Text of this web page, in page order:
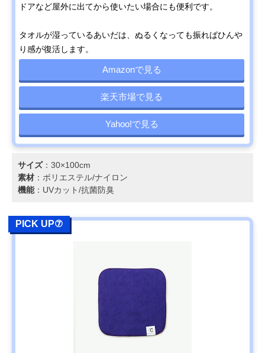
ドアなど屋外に出てから使いたい場合にも便利です。
タオルが湿っているあいだは、ぬるくなっても振ればひんや
り感が復活します。
Amazonで見る
楽天市場で見る
Yahoo!で見る
サイズ：30×100cm
素材 ：ポリエステル/ナイロン
機能：UVカット/抗菌防臭
PICK UP⑦